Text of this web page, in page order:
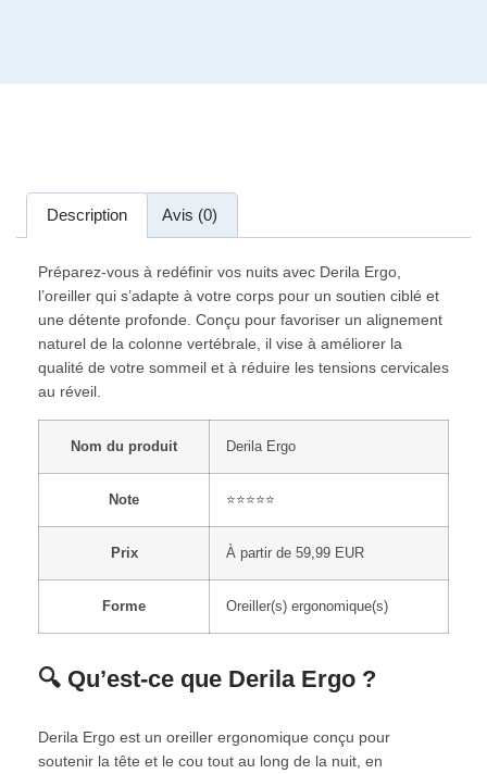
Description Avis (0)
Préparez-vous à redéfinir vos nuits avec Derila Ergo,
l’oreiller qui s’adapte à votre corps pour un soutien ciblé et
une détente profonde. Conçu pour favoriser un alignement
naturel de la colonne vertébrale, il vise à améliorer la
qualité de votre sommeil et à réduire les tensions cervicales
au réveil.
Nom du produit Derila Ergo
Note ⭐⭐⭐⭐⭐
Prix À partir de 59,99 EUR
Forme Oreiller(s) ergonomique(s)
🔍 Qu’est-ce que Derila Ergo ?
Derila Ergo est un oreiller ergonomique conçu pour
soutenir la tête et le cou tout au long de la nuit, en